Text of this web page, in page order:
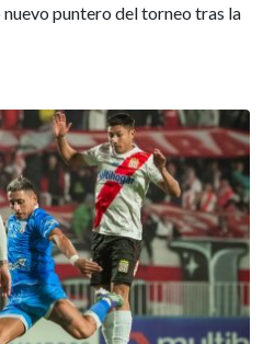
puntero del torneo tras la